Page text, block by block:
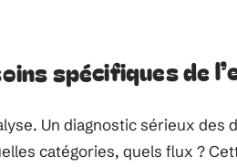
spécifiques de
Un diagnostic sérieux
catégories, quels flux ?